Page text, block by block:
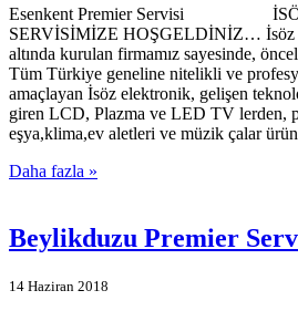
Esenkent Premier Servisi
SERVİSİMİZE HOŞGELDİNİZ… İsöz
altında kurulan firmamız sayesinde,
Tüm Türkiye geneline nitelikli ve
amaçlayan İsöz elektronik, gelişen
giren LCD, Plazma ve LED TV lerden,
eşya,klima,ev aletleri ve müzik çalar
Daha fazla »
Beylikduzu Premier
14 Haziran 2018